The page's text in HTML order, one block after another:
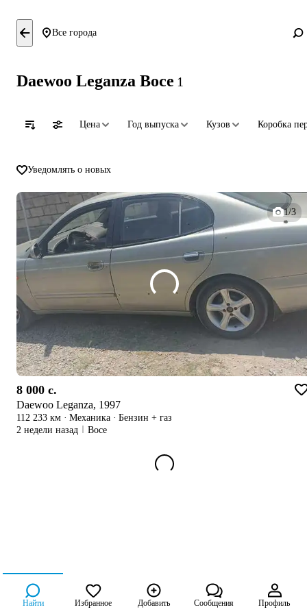
Все города
Daewoo Leganza Восе 1
Цена Год выпуска Кузов Коробка
Уведомлять о новых
1/3
8 000 c.
Daewoo Leganza, 1997
112 233 км · Механика · Бензин + газ
2 недели назад
Восе
Найти Избранное Добавить Сообщения Профиль